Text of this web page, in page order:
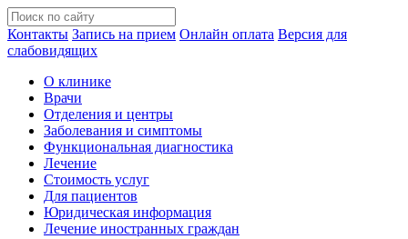
Контакты Запись на прием Онлайн оплата Версия для
слабовидящих
О клинике
Врачи
Отделения и центры
Заболевания и симптомы
Функциональная диагностика
Лечение
Стоимость услуг
Для пациентов
Юридическая информация
Лечение иностранных граждан